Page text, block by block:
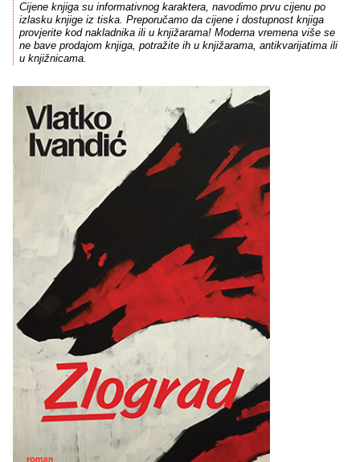
Cijene knjiga su informativnog karaktera, navodimo prvu cijenu po
izlasku knjige iz tiska. Preporučamo da cijene i dostupnost knjiga
provjerite kod nakladnika ili u knjižarama! Moderna vremena više se
ne bave prodajom knjiga, potražite ih u knjižarama, antikvarijatima ili
u knjižnicama.